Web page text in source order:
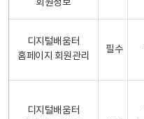
회원정보
디지털배움터
홈페이지 회원관리
필수
디지털배움터